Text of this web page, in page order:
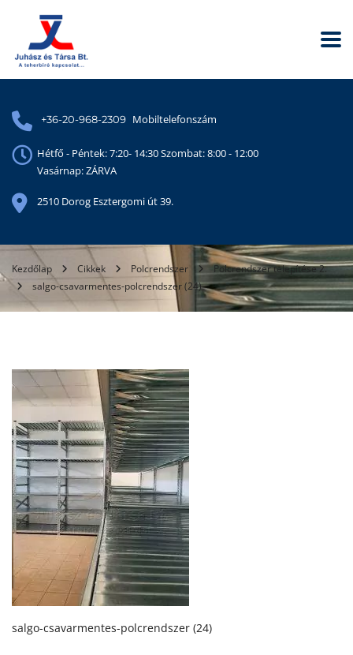
+36-20-968-2309 Mobiltelefonszám
Hétfő - Péntek: 7:20- 14:30 Szombat: 8:00 - 12:00
Vasárnap: ZÁRVA
2510 Dorog Esztergomi út 39.
Kezdőlap Cikkek Polcrendszer
Polcrendszer telepítése 2.
salgo-csavarmentes-polcrendszer (24)
salgo-csavarmentes-polcrendszer (24)